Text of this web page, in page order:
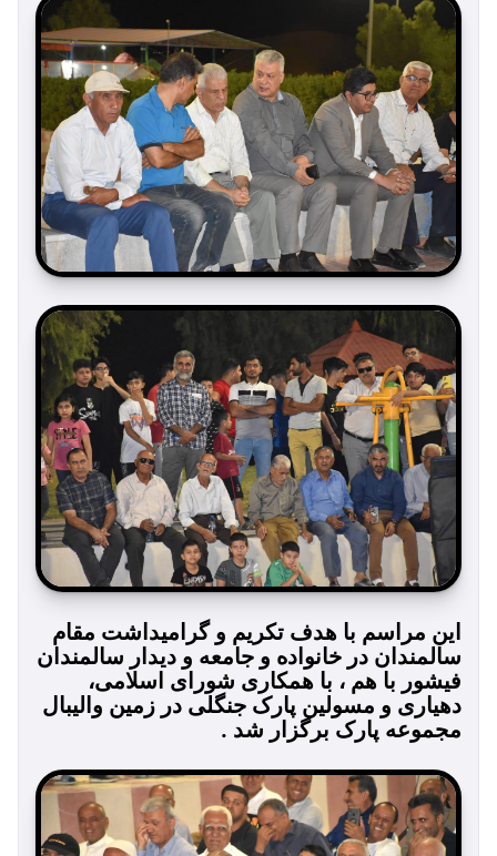
این مراسم با هدف تکریم و گرامیداشت مقام
سالمندان در خانواده و جامعه و دیدار سالمندان
فیشور با هم ، با همکاری شورای اسلامی،
دهیاری و مسولین پارک جنگلی در زمین والیبال
مجموعه پارک برگزار شد .